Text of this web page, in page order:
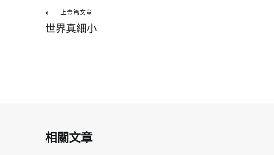
文上壹篇文章
世界真細小
相關文章